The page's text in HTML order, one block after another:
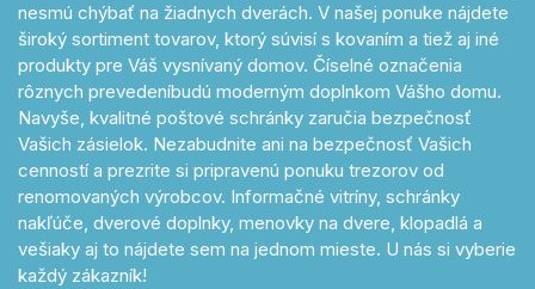
nesmú chýbať na žiadnych dverách. V našej ponuke nájdete
široký sortiment tovarov, ktorý súvisí s kovaním a tiež aj iné
produkty pre Váš vysnívaný domov. Číselné označenia
rôznych prevedeníbudú moderným doplnkom Vášho domu.
Navyše, kvalitné poštové schránky zaručia bezpečnosť
Vašich zásielok. Nezabudnite ani na bezpečnosť Vašich
cenností a prezrite si pripravenú ponuku trezorov od
renomovaných výrobcov. Informačné vitríny, schránky
nakľúče, dverové doplnky, menovky na dvere, klopadlá a
vešiaky aj to nájdete sem na jednom mieste. U nás si vyberie
každý zákazník!